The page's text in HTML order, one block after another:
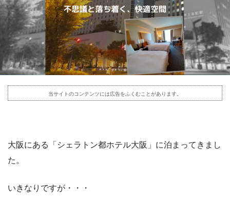
当サイトのコンテンツには広告をふくむことがあります。
大阪にある「シェラトン都ホテル大阪」に泊まってきまし
た。
いきなりですが・・・